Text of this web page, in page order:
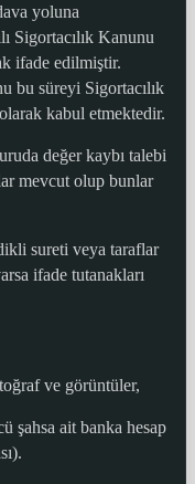
yoluna
Sigortacılık Kanunu
ifade edilmiştir.
bu süreyi Sigortacılık
kabul etmektedir.
değer kaybı talebi
mevcut olup bunlar
sureti veya taraflar
ifade tutanakları
ve görüntüler,
şahsa ait banka hesap